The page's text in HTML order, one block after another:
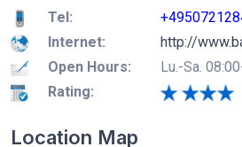
Tel:
Internet:
http://
Open Hours:
Lu.-Sa.
Rating:
Location Map